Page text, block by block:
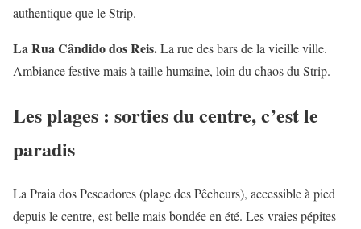
authentique que le Strip.
La Rua Cândido dos Reis.La rue des bars de la vieille ville.
Ambiance festive mais à taille humaine, loin du chaos du Strip.
Les plages : sorties du centre, c’est le
paradis
La Praia dos Pescadores (plage des Pêcheurs), accessible à pied
depuis le centre, est belle mais bondée en été. Les vraies pépites